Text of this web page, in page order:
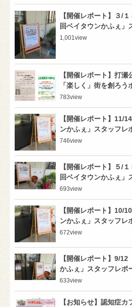
【開催レポート】３/
回ベイタウンかふぇ」
1,001view
【開催レポート】打
「楽しく」街を創ろう
783view
【開催レポート】11/
ンかふぇ」スタッフレ
746view
【開催レポート】５/
回ベイタウンかふぇ」
693view
【開催レポート】10/
ンかふぇ」スタッフレ
672view
【開催レポート】9/
かふぇ」スタッフレポ
633view
【お知らせ】認知症